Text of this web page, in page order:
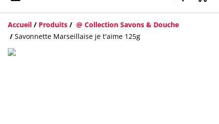
Accueil / Produits / @ Collection Savons & Douche
/ Savonnette Marseillaise je t'aime 125g